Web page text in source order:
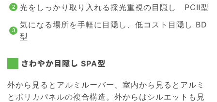
光をしっかり取り入れる採光重視の目隠し PCⅡ型
気になる場所を手軽に目隠し、低コスト目隠し BD
型
さわやか目隠し SPA型
外から見るとアルミルーバー、室内から見るとアルミ
とポリカパネルの複合構造。外からはシルエットも見